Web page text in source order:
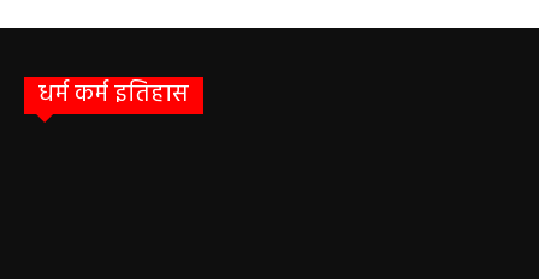
धर्म कर्म इतिहास